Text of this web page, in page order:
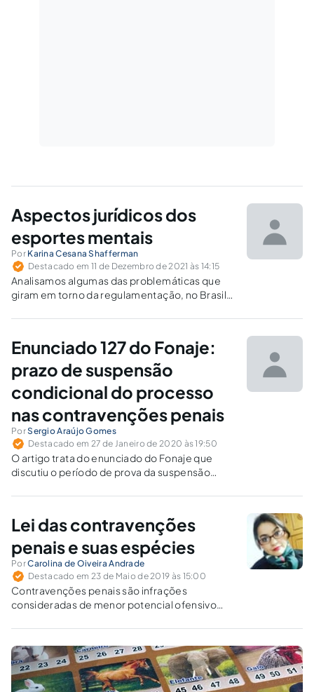
Aspectos jurídicos dos
esportes mentais
Por Karina Cesana Shafferman
Destacado em 11 de Dezembro de 2021 às 14:15
Analisamos algumas das problemáticas que
giram em torno da regulamentação, no Brasil,
importância do PL 5.840/2016 nesse
Enunciado 127 do Fonaje:
prazo de suspensão
condicional do processo
nas contravenções penais
PorSergio Araújo Gomes
Destacado em 27 de Janeiro de 2020 às 19:50
O artigo trata do enunciado do Fonaje que
discutiu o período de prova da suspensão
contravenções penais, com o entendimento
omissão da legislação.
Lei das contravenções
penais e suas espécies
PorCarolina de Oiveira Andrade
Destacado em 23 de Maio de 2019 às 15:00
Contravenções penais são infrações
consideradas de menor potencial ofensivo
dia-a-dia, que chegam até a ser toleradas
pela sociedade e até por autoridades, mas
que não deveriam deixar de receber a devida
punição.